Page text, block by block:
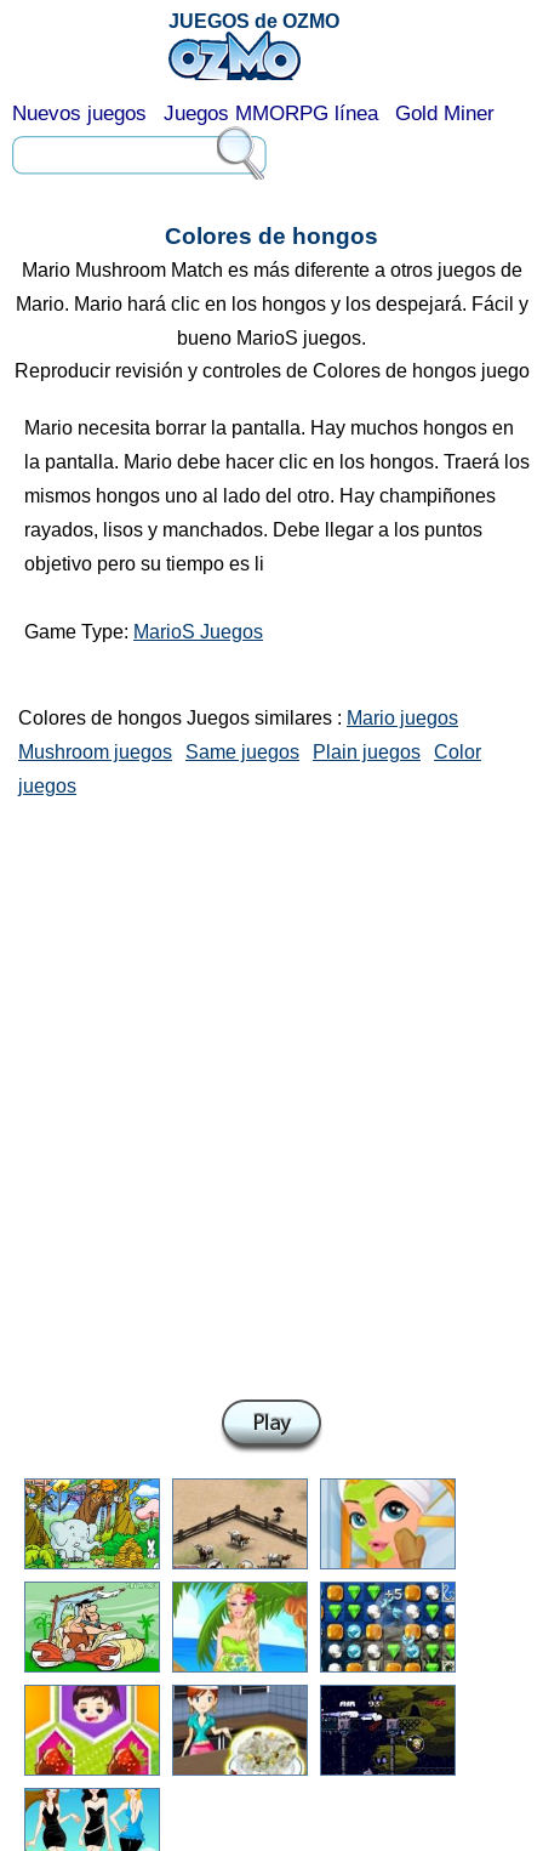
Colores de hongos
Mario Mushroom Match es más diferente a otros juegos de
Mario. Mario hará clic en los hongos y los despejará. Fácil y
bueno MarioS juegos.
Reproducir revisión y controles de Colores de hongos juego
Mario necesita borrar la pantalla. Hay muchos hongos en
la pantalla. Mario debe hacer clic en los hongos. Traerá los
mismos hongos uno al lado del otro. Hay champiñones
rayados, lisos y manchados. Debe llegar a los puntos
objetivo pero su tiempo es li
Game Type: MarioS Juegos
Colores de hongos Juegos similares : Mario juegos
Mushroom juegos
Same juegos Plain juegos
Color
juegos
JUEGOS de OZMO
Nuevos juegos Juegos MMORPG línea Gold Miner